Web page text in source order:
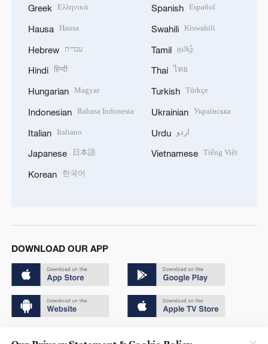
Greek Ελληνικά
Hausa Hausa
Hebrew עברית
Hindi हिन्दी
Hungarian Magyar
Indonesian Bahasa Indonesia
Italian Italiano
Japanese 日本語
Korean 한국어
Spanish Español
Swahili Kiswahili
Tamil தமிழ்
Thai ไทย
Turkish Türkçe
Ukrainian Українська
Urdu اردو
Vietnamese Tiếng Việt
DOWNLOAD OUR APP